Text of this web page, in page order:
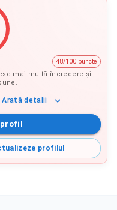
48/100 puncte
mai multă încredere și
Arată detalii
profilul